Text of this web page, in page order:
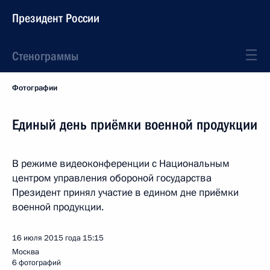
Президент России
Стенограммы
Фотографии
Единый день приёмки военной продукции
В режиме видеоконференции с Национальным
центром управления обороной государства
Президент принял участие в едином дне приёмки
военной продукции.
16 июля 2015 года 15:15
Москва
6 фотографий